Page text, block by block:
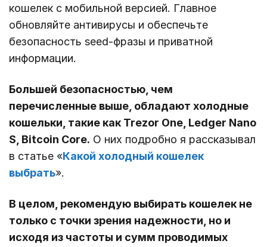
кошелек с мобильной версией. Главное
обновляйте антивирусы и обеспечьте
безопасность seed-фразы и приватной
информации.
Большей безопасностью, чем
перечисленные выше, обладают холодные
кошельки, такие как Trezor One, Ledger Nano
S, Bitcoin Core. О них подробно я рассказывал
в статье «Какой холодный кошелек
выбрать».
В целом, рекомендую выбирать кошелек не
только с точки зрения надежности, но и
исходя из частоты и сумм проводимых